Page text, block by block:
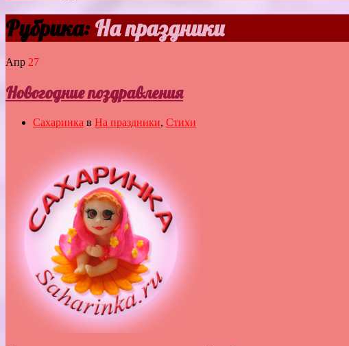
Рубрика:На праздники
Апр 27
Новогодние поздравления
Сахаринка в На праздники, Стихи